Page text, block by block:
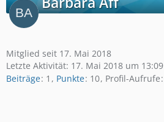
Mitglied seit 17. Mai 2018
Letzte Aktivität: 17. Mai 2018 um 13:09
Beiträge 1 Punkte 10 Profil-Aufrufe